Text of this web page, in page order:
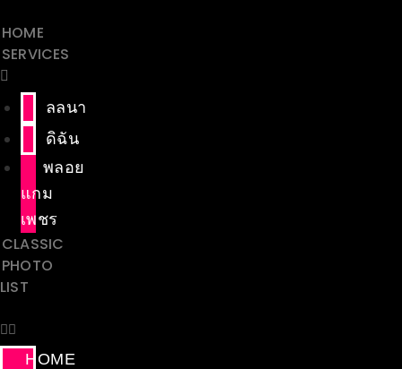
HOME
SERVICES
ลลนา
ดิฉัน
พลอย
แกม
เพชร
CLASSIC
PHOTO
LIST
HOME